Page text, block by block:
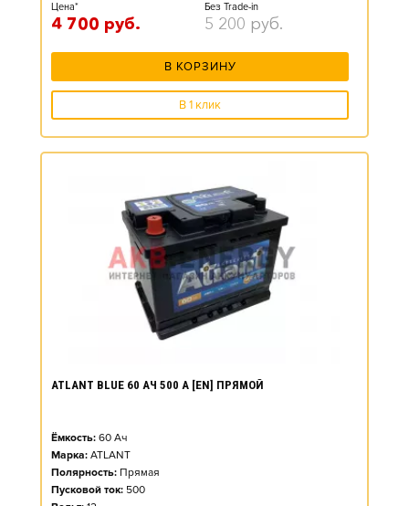
Цена*
4 700 руб.
Без Trade-in
5 200 руб.
В КОРЗИНУ
В 1 клик
ATLANT BLUE 60 АЧ 500 А [EN] ПРЯМОЙ
Ёмкость: 60 Ач
Марка: ATLANT
Полярность: Прямая
Пусковой ток: 500